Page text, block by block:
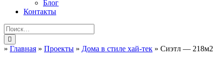
Блог
Контакты
» Главная » Проекты » Дома в стиле хай-тек » Сиэтл — 218м2